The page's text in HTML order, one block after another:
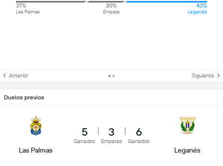
37%
Las Palmas
20%
Empate
43%
Leganés
Anterior Siguiente
Duelos previos
Las Palmas
5
Ganados
3
Empates
6
Ganados
Leganés